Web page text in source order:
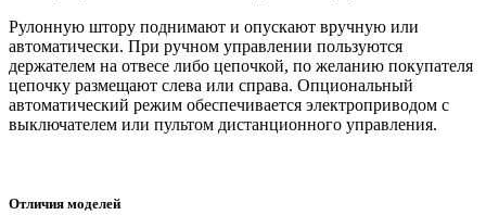
Рулонную штору поднимают и опускают вручную или
автоматически. При ручном управлении пользуются
держателем на отвесе либо цепочкой, по желанию покупателя
цепочку размещают слева или справа. Опциональный
автоматический режим обеспечивается электроприводом с
выключателем или пультом дистанционного управления.
Отличия моделей